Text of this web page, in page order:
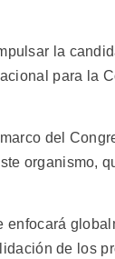
la
para la
del
organismo,
de los